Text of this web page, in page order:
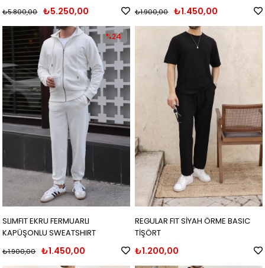
₺5.250,00
₺5.800,00 ₺1.450,00
₺1.900,00
SLIMFIT EKRU FERMUARLI
KAPÜŞONLU SWEATSHIRT
₺1.450,00
₺1.900,00
%24
REGULAR FIT SİYAH ÖRME BASIC
TİŞÖRT
₺1.200,00